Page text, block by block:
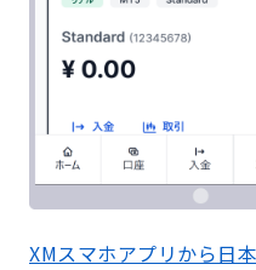
XMスマホアプリから日